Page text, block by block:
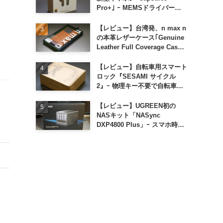
Pro+｣ ｰ MEMSドライバー搭
【レビュー】台湾発、n max n
の本革レザーケース｢Genuine
Leather Full Coverage Case
【レビュー】自転車用スマート
ロック『SESAMI サイクル
2』ｰ 物理キー不要で自転車の
【レビュー】UGREEN初の
NASキット「NASync
DXP4800 Plus」ｰ スマホ時代